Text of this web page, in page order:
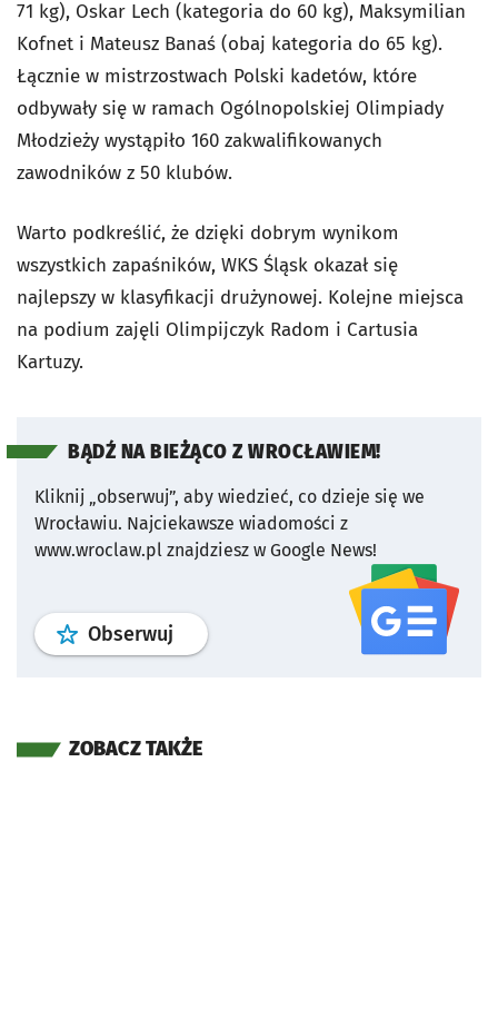
71 kg), Oskar Lech (kategoria do 60 kg), Maksymilian
Kofnet i Mateusz Banaś (obaj kategoria do 65 kg).
Łącznie w mistrzostwach Polski kadetów, które
odbywały się w ramach Ogólnopolskiej Olimpiady
Młodzieży wystąpiło 160 zakwalifikowanych
zawodników z 50 klubów.
Warto podkreślić, że dzięki dobrym wynikom
wszystkich zapaśników, WKS Śląsk okazał się
najlepszy w klasyfikacji drużynowej. Kolejne miejsca
na podium zajęli Olimpijczyk Radom i Cartusia
Kartuzy.
BĄDŹ NA BIEŻĄCO Z WROCŁAWIEM!
Kliknij „obserwuj”, aby wiedzieć, co dzieje się we
Wrocławiu. Najciekawsze wiadomości z
www.wroclaw.pl znajdziesz w Google News!
Obserwuj profil serwisu
ZOBACZ TAKŻE